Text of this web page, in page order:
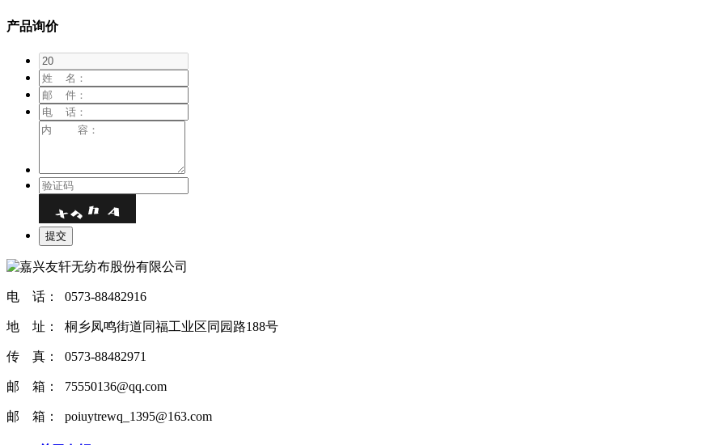
产品询价
电 话： 0573-88482916
地 址： 桐乡凤鸣街道同福工业区同园路188号
传 真： 0573-88482971
邮 箱： 75550136@qq.com
邮 箱： poiuytrewq_1395@163.com